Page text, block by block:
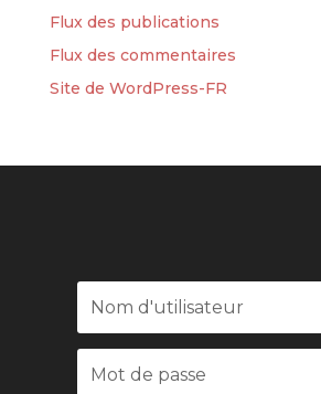
Flux des publications
Flux des commentaires
Site de WordPress-FR